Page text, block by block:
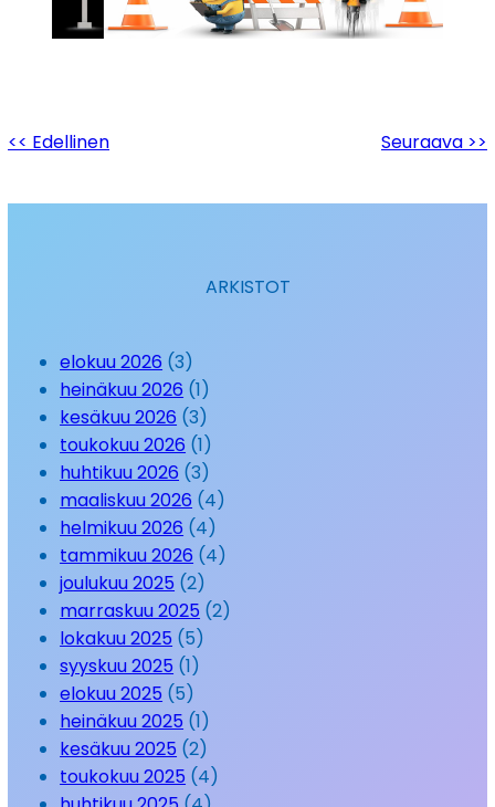
<< Edellinen Seuraava >>
ARKISTOT
elokuu 2026 (3)
heinäkuu 2026 (1)
kesäkuu 2026 (3)
toukokuu 2026 (1)
huhtikuu 2026 (3)
maaliskuu 2026 (4)
helmikuu 2026 (4)
tammikuu 2026 (4)
joulukuu 2025 (2)
marraskuu 2025 (2)
lokakuu 2025 (5)
syyskuu 2025 (1)
elokuu 2025 (5)
heinäkuu 2025 (1)
kesäkuu 2025 (2)
toukokuu 2025 (4)